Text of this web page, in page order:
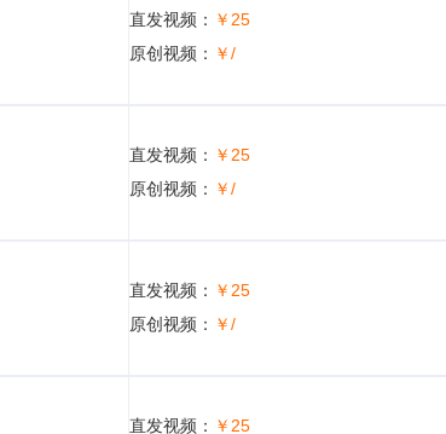
直发视频： ￥25
原创视频： ￥/
直发视频： ￥25
原创视频： ￥/
直发视频： ￥25
原创视频： ￥/
直发视频： ￥25